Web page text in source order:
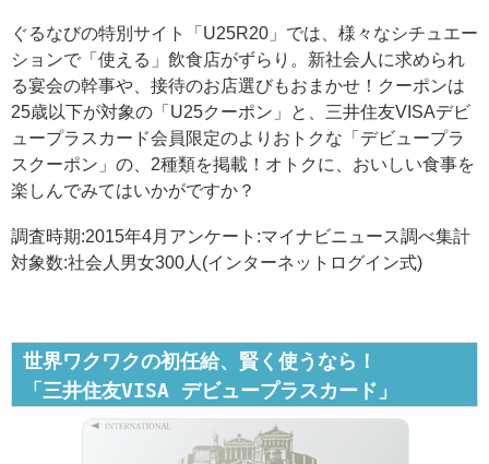
ぐるなびの特別サイト「U25R20」では、様々なシチュエー
ションで「使える」飲食店がずらり。新社会人に求められ
る宴会の幹事や、接待のお店選びもおまかせ！クーポンは
25歳以下が対象の「U25クーポン」と、三井住友VISAデビ
ュープラスカード会員限定のよりおトクな「デビュープラ
スクーポン」の、2種類を掲載！オトクに、おいしい食事を
楽しんでみてはいかがですか？
調査時期:2015年4月アンケート:マイナビニュース調べ集計
対象数:社会人男女300人(インターネットログイン式)
世界ワクワクの初任給、賢く使うなら！
「三井住友VISA デビュープラスカード」